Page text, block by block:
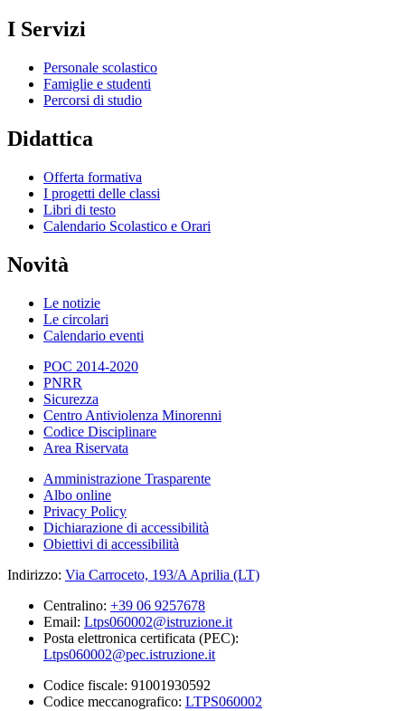
I Servizi
Personale scolastico
Famiglie e studenti
Percorsi di studio
Didattica
Offerta formativa
I progetti delle classi
Libri di testo
Calendario Scolastico e Orari
Novità
Le notizie
Le circolari
Calendario eventi
POC 2014-2020
PNRR
Sicurezza
Centro Antiviolenza Minorenni
Codice Disciplinare
Area Riservata
Amministrazione Trasparente
Albo online
Privacy Policy
Dichiarazione di accessibilità
Obiettivi di accessibilità
Indirizzo: Via Carroceto, 193/A Aprilia (LT)
Centralino: +39 06 9257678
Email: Ltps060002@istruzione.it
Posta elettronica certificata (PEC):
Ltps060002@pec.istruzione.it
Codice fiscale: 91001930592
Codice meccanografico: LTPS060002